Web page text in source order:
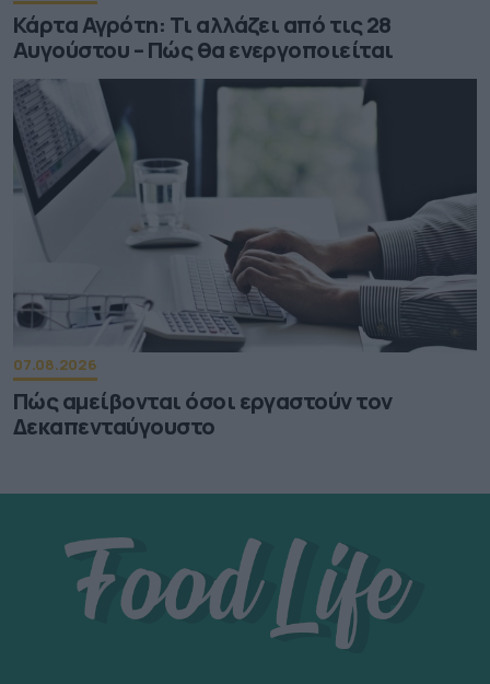
Κάρτα Αγρότη: Τι αλλάζει από τις 28
Αυγούστου – Πώς θα ενεργοποιείται
07.08.2026
Πώς αμείβονται όσοι εργαστούν τον
Δεκαπενταύγουστο